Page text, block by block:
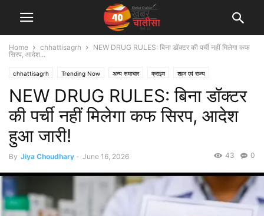
Home chhattisagrh
NEW DRUG RULES: बिना डॉक्टर की पर्ची नहीं मिलेगा कफ
सिरप, आदेश...
chhattisagrh Trending Now अन्य समाचार क्राइम शहर एवं राज्य
NEW DRUG RULES: बिना डॉक्टर
की पर्ची नहीं मिलेगा कफ सिरप, आदेश
हुआ जारी!
By Jiya Choudhary - June 16, 2026 0
43